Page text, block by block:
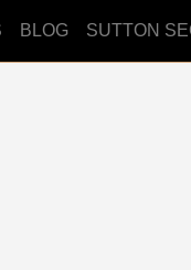
BLOG SUTTON